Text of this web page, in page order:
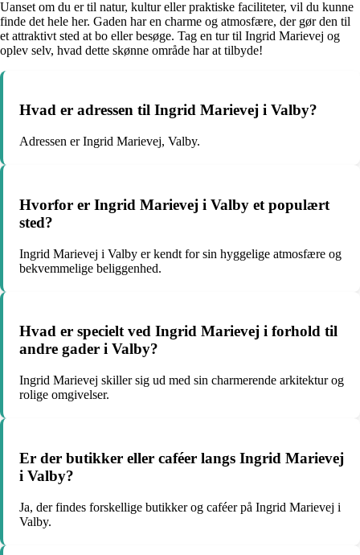
Uanset om du er til natur, kultur eller praktiske faciliteter, vil du kunne
finde det hele her. Gaden har en charme og atmosfære, der gør den til
et attraktivt sted at bo eller besøge. Tag en tur til Ingrid Marievej og
oplev selv, hvad dette skønne område har at tilbyde!
Hvad er adressen til Ingrid Marievej i Valby?
Adressen er Ingrid Marievej, Valby.
Hvorfor er Ingrid Marievej i Valby et populært
sted?
Ingrid Marievej i Valby er kendt for sin hyggelige atmosfære og
bekvemmelige beliggenhed.
Hvad er specielt ved Ingrid Marievej i forhold til
andre gader i Valby?
Ingrid Marievej skiller sig ud med sin charmerende arkitektur og
rolige omgivelser.
Er der butikker eller caféer langs Ingrid Marievej
i Valby?
Ja, der findes forskellige butikker og caféer på Ingrid Marievej i
Valby.